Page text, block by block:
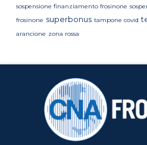
sospensione finanziamento frosinone
frosinone superbonus tampone covid
arancione zona rossa